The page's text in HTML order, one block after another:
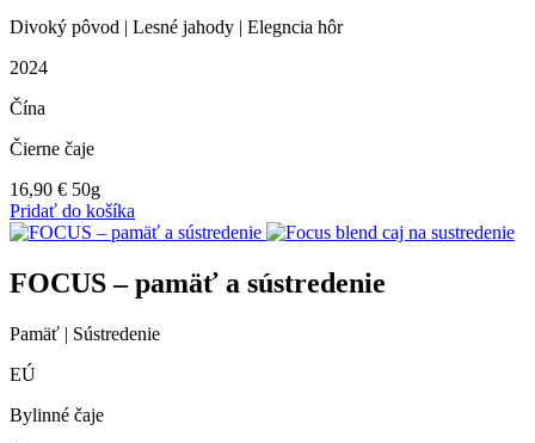
Divoký pôvod | Lesné jahody | Elegncia hôr
2024
Čína
Čierne čaje
16,90 € 50g
Pridať do košíka
FOCUS – pamäť a sústredenie
Pamäť | Sústredenie
EÚ
Bylinné čaje